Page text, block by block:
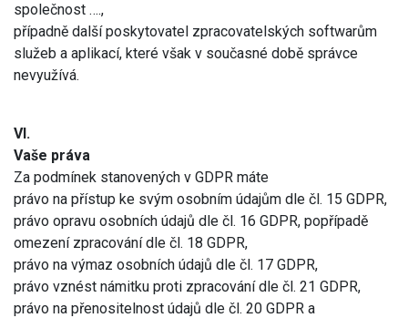
společnost ….,
případně další poskytovatel zpracovatelských softwarům
služeb a aplikací, které však v současné době správce
nevyužívá.
VI.
Vaše práva
Za podmínek stanovených v GDPR máte
právo na přístup ke svým osobním údajům dle čl. 15 GDPR,
právo opravu osobních údajů dle čl. 16 GDPR, popřípadě
omezení zpracování dle čl. 18 GDPR,
právo na výmaz osobních údajů dle čl. 17 GDPR,
právo vznést námitku proti zpracování dle čl. 21 GDPR,
právo na přenositelnost údajů dle čl. 20 GDPR a